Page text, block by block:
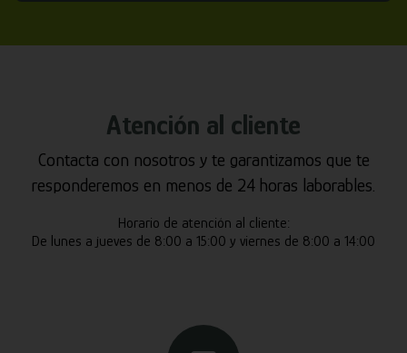
Atención al cliente
Contacta con nosotros y te garantizamos que te
responderemos en menos de 24 horas laborables.
Horario de atención al cliente:
De lunes a jueves de 8:00 a 15:00 y viernes de 8:00 a 14:00